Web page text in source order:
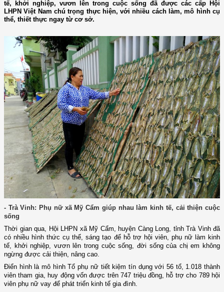
tế, khởi nghiệp, vươn lên trong cuộc sống đã được các cấp Hội
LHPN Việt Nam chú trọng thực hiện, với nhiều cách làm, mô hình cụ
thể, thiết thực ngay từ cơ sở.
- Trà Vinh: Phụ nữ xã Mỹ Cẩm giúp nhau làm kinh tế, cải thiện cuộc
sống
Thời gian qua, Hội LHPN xã Mỹ Cẩm, huyện Càng Long, tỉnh Trà Vinh đã
có nhiều hình thức cụ thể, sáng tạo để hỗ trợ hội viên, phụ nữ làm kinh
tế, khởi nghiệp, vươn lên trong cuộc sống, đời sống của chị em không
ngừng được cải thiện, nâng cao.
Điển hình là mô hình Tổ phụ nữ tiết kiệm tín dụng với 56 tổ, 1.018 thành
viên tham gia, huy động vốn được trên 747 triệu đồng, hỗ trợ cho 789 hội
viên phụ nữ vay để phát triển kinh tế gia đình.